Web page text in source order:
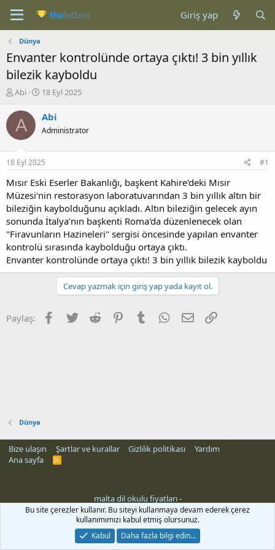
Giriş yap
Dünya
Envanter kontrolünde ortaya çıktı! 3 bin yıllık
bilezik kayboldu
K
n
b
u
u
b
a
ş
l
a
t
a
n
Abi
B
ş
a
g
ı
ç
a
i
h
i
18 Eyl 2025
A Abi
Administrator
18 Eyl 2025 #1
Mısır Eski Eserler Bakanlığı, başkent Kahire'deki Mısır
Müzesi'nin restorasyon laboratuvarından 3 bin yıllık altın bir
bileziğin kaybolduğunu açıkladı. Altın bileziğin gelecek ayın
sonunda İtalya’nın başkenti Roma'da düzenlenecek olan
"Firavunların Hazineleri" sergisi öncesinde yapılan envanter
kontrolü sırasında kaybolduğu ortaya çıktı.
Envanter kontrolünde ortaya çıktı! 3 bin yıllık bilezik kayboldu
Cevap yazmak için giriş yap yada kayıt ol.
Paylaş: Facebook
Twitter Reddit PinterestTumblr WhatsApp
E-posta
Dünya
Bize ulaşın Şartlar ve kurallar Gizlilik politikası
Yardım
Ana sayfa
R
malta dil okulu fiyatları-
Bu site çerezler kullanır. Bu siteyi kullanmaya devam ederek çerez
kullanımımızı kabul etmiş olursunuz.
Kabul
Daha fazla bilgi edin…